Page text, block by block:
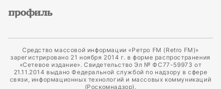
Средство массовой информации «Ретро FM (Retro FM)»
зарегистрировано 21 ноября 2014 г. в форме распространения
«Сетевое издание». Свидетельство Эл № ФС77-59973 от
21.11.2014 выдано Федеральной службой по надзору в сфере
связи, информационных технологий и массовых коммуникаций
(Роскомнадзор).